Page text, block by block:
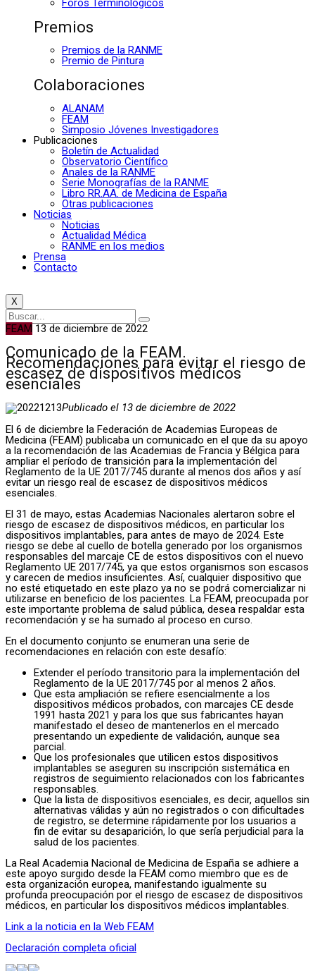
Foros Terminológicos
Premios
Premios de la RANME
Premio de Pintura
Colaboraciones
ALANAM
FEAM
Simposio Jóvenes Investigadores
Publicaciones
Boletín de Actualidad
Observatorio Científico
Anales de la RANME
Serie Monografías de la RANME
Libro RR.AA. de Medicina de España
Otras publicaciones
Noticias
Noticias
Actualidad Médica
RANME en los medios
Prensa
Contacto
X
FEAM 13 de diciembre de 2022
Comunicado de la FEAM.
Recomendaciones para evitar el riesgo de
escasez de dispositivos médicos
esenciales
Publicado el 13 de diciembre de 2022
El 6 de diciembre la Federación de Academias Europeas de
Medicina (FEAM) publicaba un comunicado en el que da su apoyo
a la recomendación de las Academias de Francia y Bélgica para
ampliar el período de transición para la implementación del
Reglamento de la UE 2017/745 durante al menos dos años y así
evitar un riesgo real de escasez de dispositivos médicos
esenciales.
El 31 de mayo, estas Academias Nacionales alertaron sobre el
riesgo de escasez de dispositivos médicos, en particular los
dispositivos implantables, para antes de mayo de 2024. Este
riesgo se debe al cuello de botella generado por los organismos
responsables del marcaje CE de estos dispositivos con el nuevo
Reglamento UE 2017/745, ya que estos organismos son escasos
y carecen de medios insuficientes. Así, cualquier dispositivo que
no esté etiquetado en este plazo ya no se podrá comercializar ni
utilizarse en beneficio de los pacientes. La FEAM, preocupada por
este importante problema de salud pública, desea respaldar esta
recomendación y se ha sumado al proceso en curso.
En el documento conjunto se enumeran una serie de
recomendaciones en relación con este desafío:
Extender el período transitorio para la implementación del
Reglamento de la UE 2017/745 por al menos 2 años.
Que esta ampliación se refiere esencialmente a los
dispositivos médicos probados, con marcajes CE desde
1991 hasta 2021 y para los que sus fabricantes hayan
manifestado el deseo de mantenerlos en el mercado
presentando un expediente de validación, aunque sea
parcial.
Que los profesionales que utilicen estos dispositivos
implantables se aseguren su inscripción sistemática en
registros de seguimiento relacionados con los fabricantes
responsables.
Que la lista de dispositivos esenciales, es decir, aquellos sin
alternativas válidas y aún no registrados o con dificultades
de registro, se determine rápidamente por los usuarios a
fin de evitar su desaparición, lo que sería perjudicial para la
salud de los pacientes.
La Real Academia Nacional de Medicina de España se adhiere a
este apoyo surgido desde la FEAM como miembro que es de
esta organización europea, manifestando igualmente su
profunda preocupación por el riesgo de escasez de dispositivos
médicos, en particular los dispositivos médicos implantables.
Link a la noticia en la Web FEAM
Declaración completa oficial